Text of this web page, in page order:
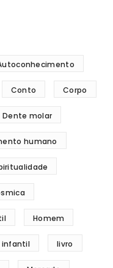
Conto Corpo
Dente molar
humano
Homem
infantil livro